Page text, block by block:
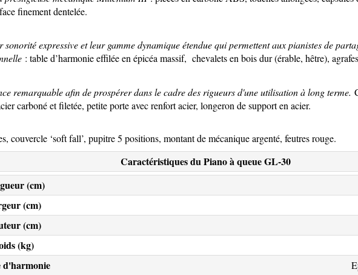
finement dentelée.
expressive et leur gamme dynamique étendue qui permettent aux pianistes de
: table d’harmonie effilée en épicéa massif, chevalets en bois dur (érable, hêtre),
remarquable afin de prospérer dans le cadre des rigueurs d'une utilisation à long terme.
carboné et filetée, petite porte avec renfort acier, longeron de support en acier.
couvercle ‘soft fall’, pupitre 5 positions, montant de mécanique argenté, feutres rouge.
Caractéristiques du Piano à queue GL-30
(cm)
(cm)
(cm)
(kg)
d'harmonie